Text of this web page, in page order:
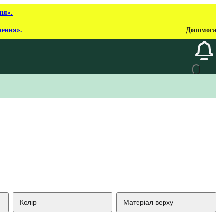
Допомога
Колір Матеріал верху